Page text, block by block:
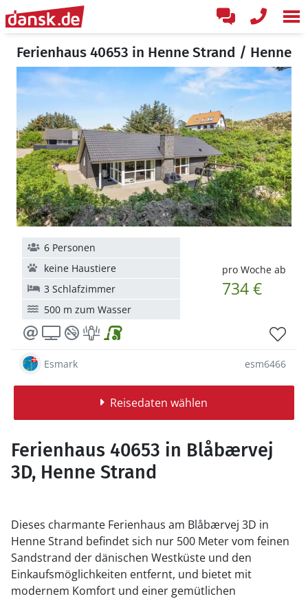
Ferienhaus 40653 in Henne Strand / Henne
pro Woche ab
734 €
6 Personen
keine Haustiere
3 Schlafzimmer
500 m zum Wasser
Esmark esm6466
Reisedaten wählen
Ferienhaus 40653 in Blåbærvej
3D, Henne Strand
Dieses charmante Ferienhaus am Blåbærvej 3D in
Henne Strand befindet sich nur 500 Meter vom feinen
Sandstrand der dänischen Westküste und den
Einkaufsmöglichkeiten entfernt, und bietet mit
modernem Komfort und einer gemütlichen